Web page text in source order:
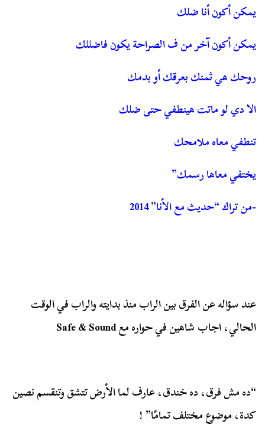
يمكن أكون أنا ضلك
يمكن أكون آخر من ف الصراحة يكون فاضللك
روحك هي ثمنك بعرقك أو بدمك
الا دي لو ماتت هينطفي حتى ضلك
تنطفي معاه ملامحك
يختفي معاها رسمك”
-من تراك “حديث مع الأنا” 2014
عند سؤاله عن الفرق بين الراب منذ بدايته والراب في الوقت
الحالي، اجاب شاهين في حواره مع Safe & Sound
“ده مش فرق، ده خندق، عارف لما الأرض تتشق وتنقسم نصين
كدة، موضوع مختلف تمامًا” !